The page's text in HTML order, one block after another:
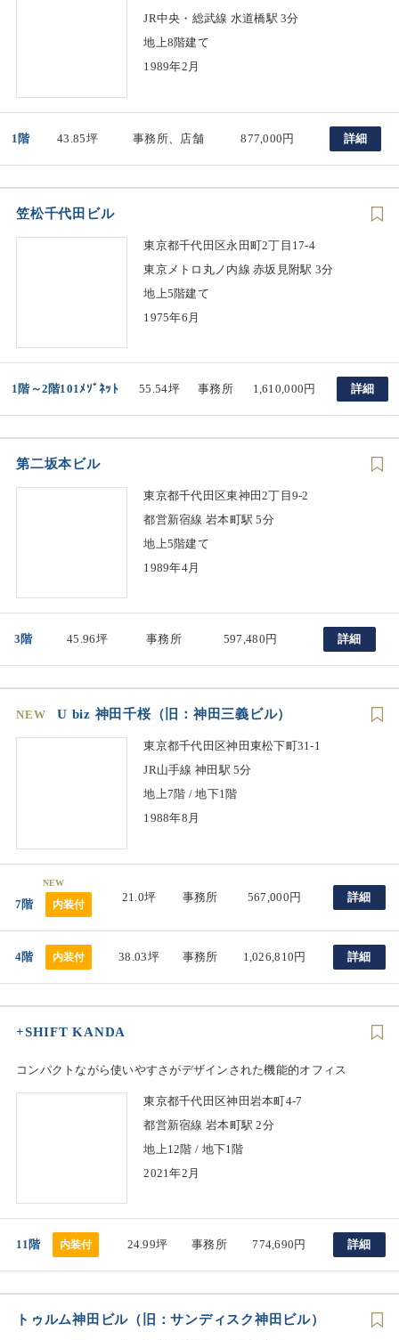
JR中央・総武線 水道橋駅 3分
地上8階建て
1989年2月
1階 43.85坪 事務所、店舗 877,000円 詳細
笠松千代田ビル
東京都千代田区永田町2丁目17-4
東京メトロ丸ノ内線 赤坂見附駅 3分
地上5階建て
1975年6月
1階～2階101ﾒｿﾞﾈｯﾄ 55.54坪 事務所 1,610,000円 詳細
第二坂本ビル
東京都千代田区東神田2丁目9-2
都営新宿線 岩本町駅 5分
地上5階建て
1989年4月
3階 45.96坪 事務所 597,480円 詳細
NEW U biz 神田千桜（旧：神田三義ビル）
東京都千代田区神田東松下町31-1
JR山手線 神田駅 5分
地上7階 / 地下1階
1988年8月
NEW
7階 内装付
21.0坪 事務所 567,000円 詳細
4階 内装付 38.03坪 事務所 1,026,810円 詳細
+SHIFT KANDA
コンパクトながら使いやすさがデザインされた機能的オフィス
東京都千代田区神田岩本町4-7
都営新宿線 岩本町駅 2分
地上12階 / 地下1階
2021年2月
11階 内装付 24.99坪 事務所 774,690円 詳細
トゥルム神田ビル（旧：サンディスク神田ビル）